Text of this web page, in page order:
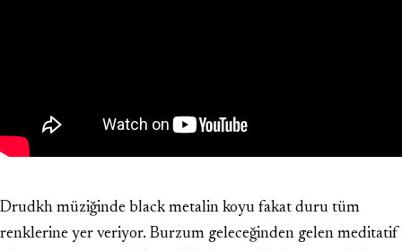
Drudkh müziğinde black metalin koyu fakat duru tüm
renklerine yer veriyor. Burzum geleceğinden gelen meditatif